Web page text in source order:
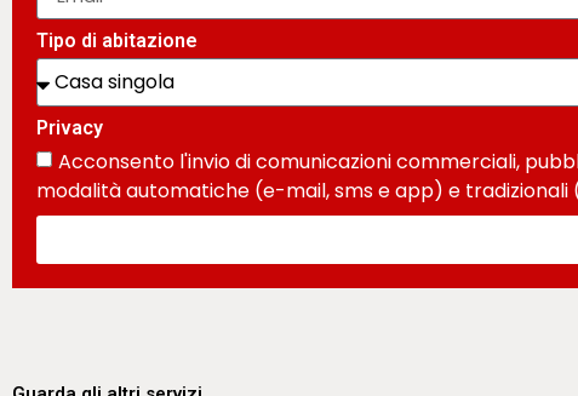
Tipo di abitazione
Privacy
Acconsento l'invio di comunicazioni commerciali,
modalità automatiche (e-mail, sms e app) e